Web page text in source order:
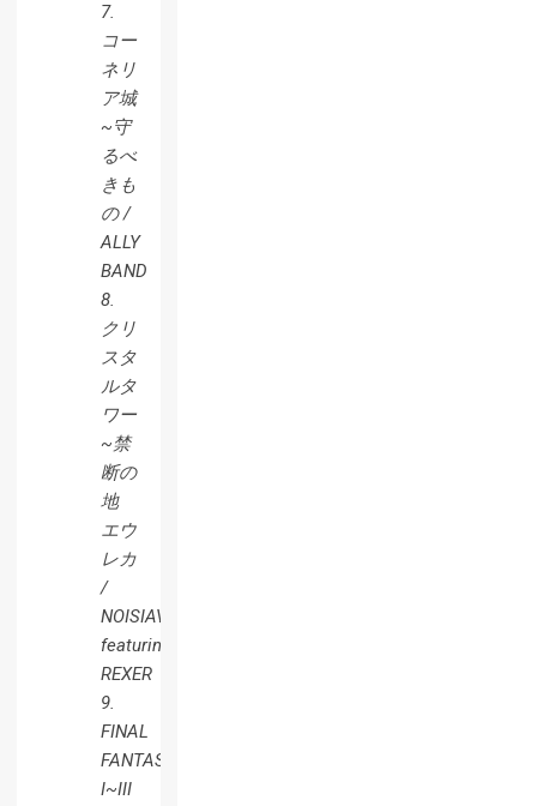
7.
コー
ネリ
ア城
~守
るべ
きも
の /
ALLY
BAND
8.
クリ
スタ
ルタ
ワー
~禁
断の
地
エウ
レカ
/
NOISIAVISION
featuring
REXER
9.
FINAL
FANTASY
I~III